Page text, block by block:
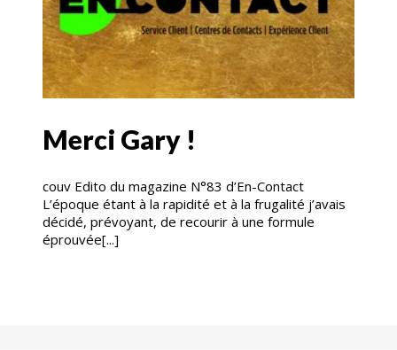
Merci Gary !
couv Edito du magazine N°83 d’En-Contact
L’époque étant à la rapidité et à la frugalité j’avais
décidé, prévoyant, de recourir à une formule
éprouvée[...]